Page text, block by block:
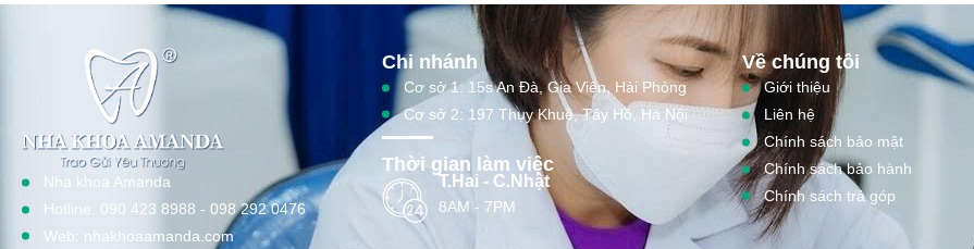
Nha khoa Amanda
Hotline: 090 423 8988 - 098 292 0476
Web: nhakhoaamanda.com
Chi nhánh
Cơ sở 1: 15s An Đà, Gia Viên, Hải Phòng
Cơ sở 2: 197 Thụy Khuê, Tây Hồ, Hà Nội
Thời gian làm việc
T.Hai - C.Nhật
8AM - 7PM
Về chúng tôi
Giới thiệu
Liên hệ
Chính sách bảo mật
Chính sách bảo hành
Chính sách trả góp